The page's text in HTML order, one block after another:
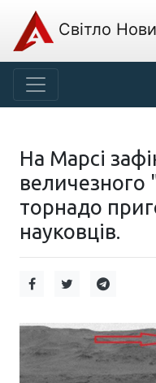
Світло
На Марсі
величезного
торнадо
науковців.